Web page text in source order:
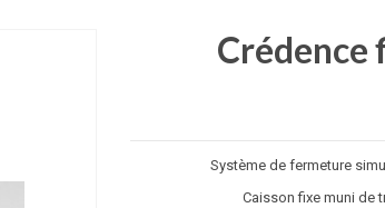
Crédence
Système de fermeture
Caisson fixe muni de